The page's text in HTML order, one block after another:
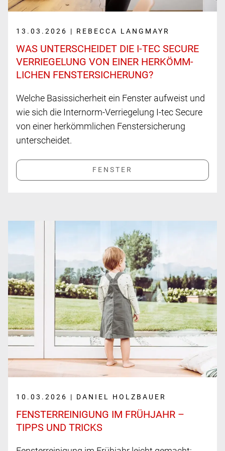
13.03.2026 | REBECCA LANGMAYR
WAS UNTER­SCHEIDET DIE I-TEC SECURE
VER­RIEGE­LUNG VON EINER HER­KÖMM­
LICHEN FENSTER­­SICHE­RUNG?
Welche Basissicherheit ein Fenster aufweist und
wie sich die Internorm-Verriegelung I-tec Secure
von einer herkömmlichen Fenstersicherung
unterscheidet.
10.03.2026 | DANIEL HOLZBAUER
FENSTER­REINIGUNG IM FRÜHJAHR –
TIPPS UND TRICKS